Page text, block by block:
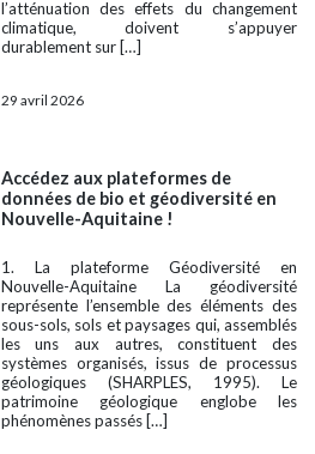
l’atténuation des effets du changement
climatique, doivent s’appuyer
durablement sur […]
29 avril 2026
Accédez aux plateformes de
données de bio et géodiversité en
Nouvelle-Aquitaine !
1. La plateforme Géodiversité en
Nouvelle-Aquitaine La géodiversité
représente l’ensemble des éléments des
sous-sols, sols et paysages qui, assemblés
les uns aux autres, constituent des
systèmes organisés, issus de processus
géologiques (SHARPLES, 1995). Le
patrimoine géologique englobe les
phénomènes passés […]